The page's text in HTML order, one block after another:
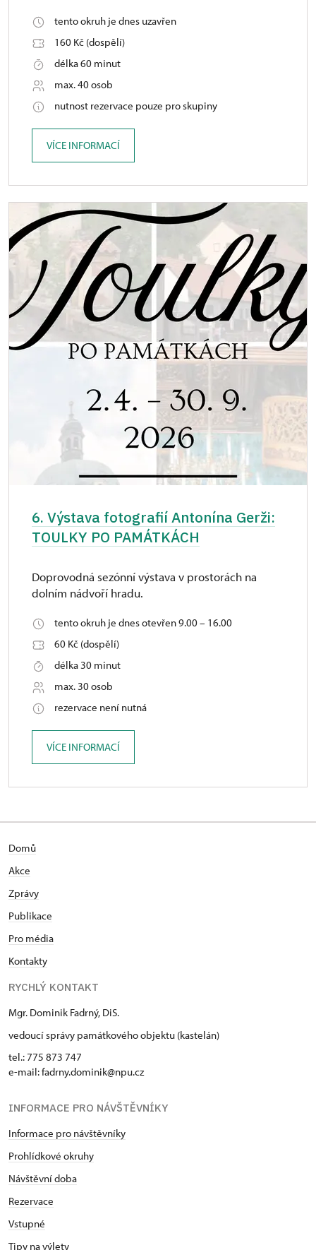
tento okruh je dnes uzavřen
160 Kč (dospělí)
délka 60 minut
max. 40 osob
nutnost rezervace pouze pro skupiny
VÍCE INFORMACÍ
6. Výstava fotografií Antonína Gerži:
TOULKY PO PAMÁTKÁCH
Doprovodná sezónní výstava v prostorách na
dolním nádvoří hradu.
tento okruh je dnes otevřen 9.00 – 16.00
60 Kč (dospělí)
délka 30 minut
max. 30 osob
rezervace není nutná
VÍCE INFORMACÍ
Domů
Akce
Zprávy
Publikace
Pro média
Kontakty
RYCHLÝ KONTAKT
Mgr. Dominik Fadrný, DiS.
vedoucí správy památkového objektu (kastelán)
tel.: 775 873 747
e-mail: fadrny.dominik@npu.cz
INFORMACE PRO NÁVŠTĚVNÍKY
Informace pro návštěvníky
Prohlídkové okruhy
Návštěvní doba
Rezervace
Vstupné
Tipy na výlety